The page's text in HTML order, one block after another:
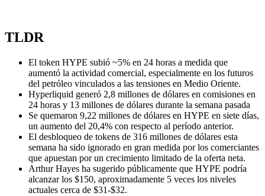
TLDR
El token HYPE subió ~5% en 24 horas a medida que
aumentó la actividad comercial, especialmente en los futuros
del petróleo vinculados a las tensiones en Medio Oriente.
Hyperliquid generó 2,8 millones de dólares en comisiones en
24 horas y 13 millones de dólares durante la semana pasada
Se quemaron 9,22 millones de dólares en HYPE en siete días,
un aumento del 20,4% con respecto al período anterior.
El desbloqueo de tokens de 316 millones de dólares esta
semana ha sido ignorado en gran medida por los comerciantes
que apuestan por un crecimiento limitado de la oferta neta.
Arthur Hayes ha sugerido públicamente que HYPE podría
alcanzar los $150, aproximadamente 5 veces los niveles
actuales cerca de $31-$32.